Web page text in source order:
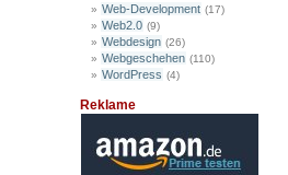
Web-Development (17)
Web2.0 (9)
Webdesign (26)
Webgeschehen (110)
WordPress (4)
Reklame